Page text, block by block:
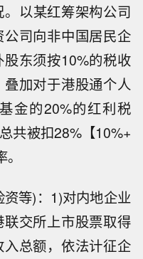
以某红筹架构公司
司向非中国居民企
东须按10%的税收
加对于港股通个人
金的20%的红利税
共被扣28%【10%+
等)：1)对内地企业
交所上市股票取得
总额，依法计征企